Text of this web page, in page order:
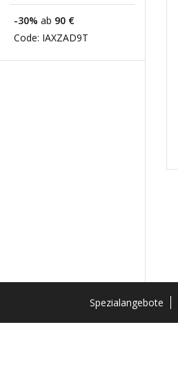
-30% ab 90 €
Code: IAXZAD9T
Spezialangebote